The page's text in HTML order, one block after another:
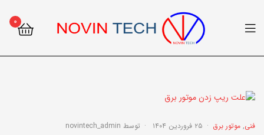
۰
فنی, موتور برق ۲۵ فروردین ۱۴۰۴ توسط novintech_admin